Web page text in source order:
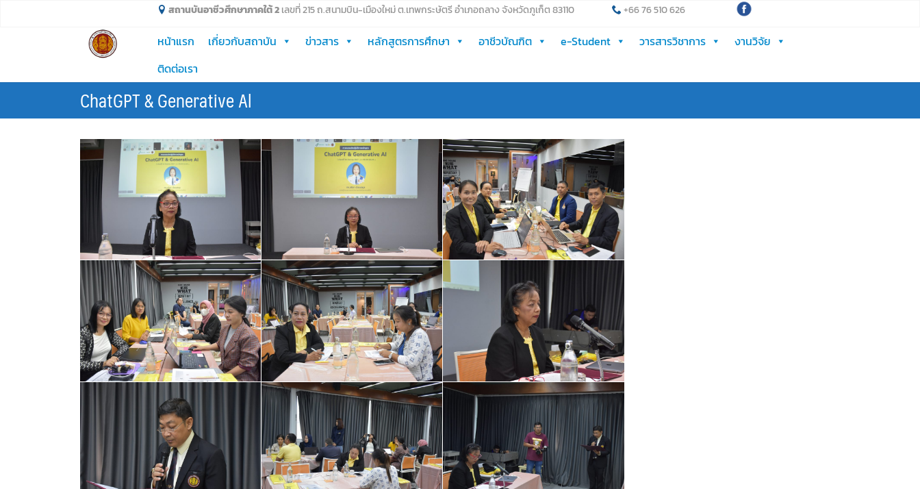
สถานบันอาชีวศึกษาภาคใต้ 2เลขที่ 215 ถ.สนามบิน-เมืองใหม่ ต.เทพกระษัตรี อำเภอถลาง จังหวัดภูเก็ต 83110 +66 76 510 626
หน้าแรก เกี่ยวกับสถาบัน ข่าวสาร หลักสูตรการศึกษา อาชีวบัณฑิต e-Student วารสารวิชาการ
งานวิจัย
ติดต่อเรา
ChatGPT & Generative Al